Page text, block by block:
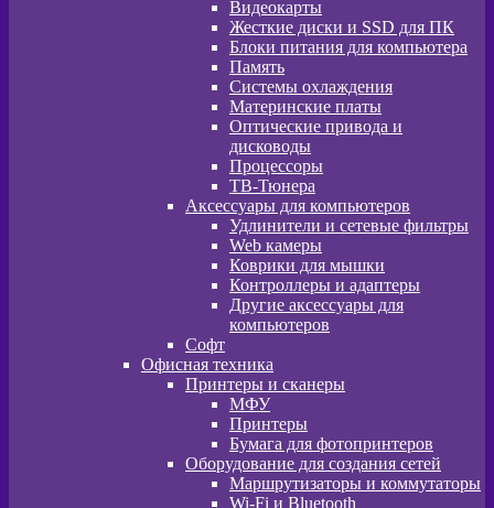
Видеокарты
Жесткие диски и SSD для ПК
Блоки питания для компьютера
Память
Системы охлаждения
Материнские платы
Оптические привода и
дисководы
Процессоры
ТВ-Тюнера
Аксессуары для компьютеров
Удлинители и сетевые фильтры
Web камеры
Коврики для мышки
Контроллеры и адаптеры
Другие аксессуары для
компьютеров
Софт
Офисная техника
Принтеры и сканеры
МФУ
Принтеры
Бумага для фотопринтеров
Оборудование для создания сетей
Маршрутизаторы и коммутаторы
Wi-Fi и Bluetooth